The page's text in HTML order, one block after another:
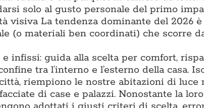
solo al gusto personale del primo
visiva La tendenza dominante del 2026
(o materiali ben coordinati) che scorre
infissi: guida alla scelta per comfort,
tra l’interno e l’esterno della casa.
riempiono le nostre abitazioni di luce
di case e palazzi. Nonostante la